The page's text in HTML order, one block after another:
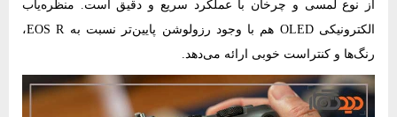
از نوع لمسی و چرخان با عملکرد سریع و دقیق است. منظره‌یاب
الکترونیکی OLED هم با وجود رزولوشن پایین‌تر نسبت به EOS R،
رنگ‌ها و کنتراست خوبی ارائه می‌دهد.